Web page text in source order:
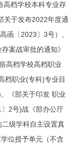
高档学校本科专业存
关于发布2022年度通
函〔2023〕3号）、
案战审批的通知》
高档学校高档职业
档职业(专科)专业目
《部关于印发 职业
2号)战《部办公厅
级学科自主设置真
位授予单元（不含